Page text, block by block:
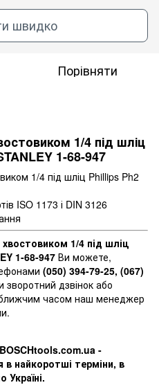
швидко
Порівняти
1/4 під шліц
1-68-947
1/4 під шліц Phillips Ph2
ISO 1173 і DIN 3126
1/4 під шліц
1-68-947 Ви можете,
(050) 394-79-25, (067)
дзвінок або
часом наш менеджер
-
найкоротші терміни, в
Україні.